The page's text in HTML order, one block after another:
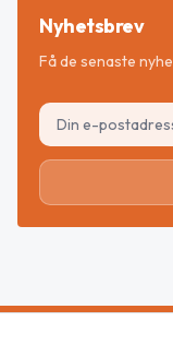
Nyhetsbrev
Få de senaste